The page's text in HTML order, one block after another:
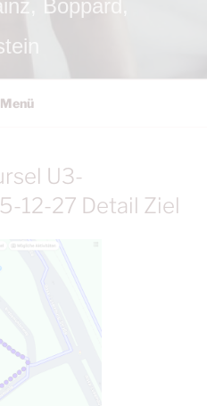
Boppard,
Menü
U3-
12-27 Detail Ziel